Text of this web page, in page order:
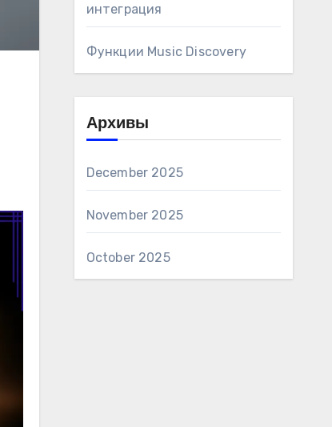
интеграция
Функции Music Discovery
Архивы
December 2025
November 2025
October 2025